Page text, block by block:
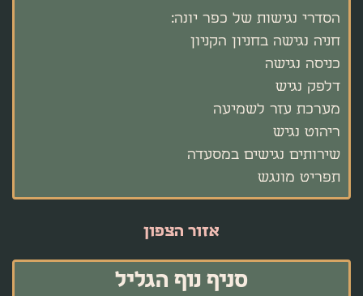
הסדרי נגישות של כפר יונה:
חניה נגישה בחניון הקניון
כניסה נגישה
דלפק נגיש
מערכת עזר לשמיעה
ריהוט נגיש
שירותים נגישים במסעדה
תפריט מונגש
אזור הצפון
סניף נוף הגליל